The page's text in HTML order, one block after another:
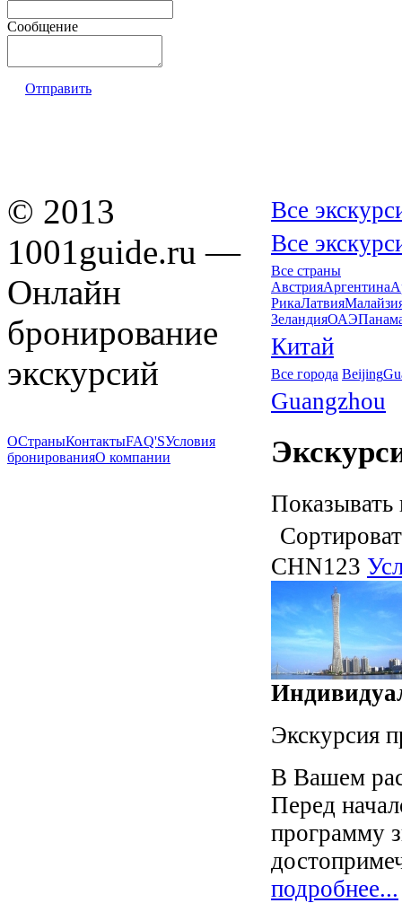
Сообщение
Отправить
Все
Все
Все страны
АвстрияАргентина
РикаЛатвия
ЗеландияОАЭ
Китай
Все города Beijing
Guangzhou
Показывать
CHN123
Экскурсия
В Вашем
Перед
программу
подробнее...
© 2013
1001guide.ru —
Онлайн
бронирование
экскурсий
ОСтраныКонтактыFAQ'SУсловия
бронированияО компании